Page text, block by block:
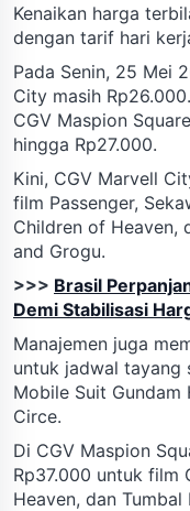
Kenaikan harga
dengan tarif hari
Pada Senin, 25 Mei
City masih
CGV Maspion
hingga Rp27.000.
Kini, CGV Marvell
film Passenger,
Children of Heaven,
and Grogu.
>>> Brasil
Demi Stabilisasi
Manajemen juga
untuk jadwal tayang
Mobile Suit
Circe.
Di CGV Maspion
Rp37.000 untuk film
Heaven, dan Tumbal